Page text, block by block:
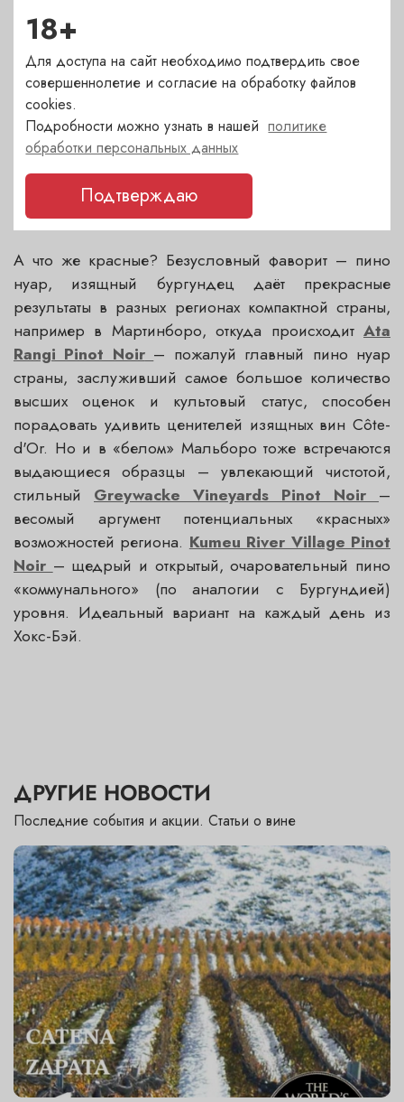
Дженсис Робинсон полагает шардоне лучшим
белым сортом Новой Зеландии. Пробовать чистые
и глубокие, породистые вина из Окленда отKumeu
River, подтверждающие свой статус во время
самых требовательных слепых дегустаций с
бургундскими иконами. Впечатляющее
Chardonnay
от Кевина Джадда, он, кстати,
полностью согласен с Дженсис.
А что же красные? Безусловный фаворит – пино
нуар, изящный бургундец даёт прекрасные
результаты в разных регионах компактной страны,
например в Мартинборо, откуда происходит Ata
Rangi Pinot Noir – пожалуй главный пино нуар
страны, заслуживший самое большое количество
высших оценок и культовый статус, способен
порадовать удивить ценителей изящных вин Côte-
d'Or. Но и в «белом» Мальборо тоже встречаются
выдающиеся образцы – увлекающий чистотой,
стильный Greywacke Vineyards Pinot Noir –
весомый аргумент потенциальных «красных»
возможностей региона. Kumeu River Village Pinot
Noir – щедрый и открытый, очаровательный пино
«коммунального» (по аналогии с Бургундией)
уровня. Идеальный вариант на каждый день из
Хокс-Бэй.
ДРУГИЕ НОВОСТИ
Последние события и акции. Статьи о вине
18+
Для доступа на сайт необходимо подтвердить свое
совершеннолетие и согласие на обработку файлов
cookies.
Подробности можно узнать в нашейполитике
обработки персональных данных
Подтверждаю